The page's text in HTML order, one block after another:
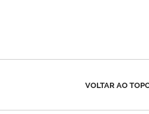
VOLTAR AO